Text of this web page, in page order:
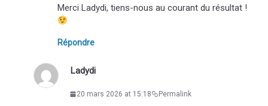
Merci Ladydi, tiens-nous au courant du résultat !
Répondre
Ladydi
20 mars 2026 at 15:18 Permalink